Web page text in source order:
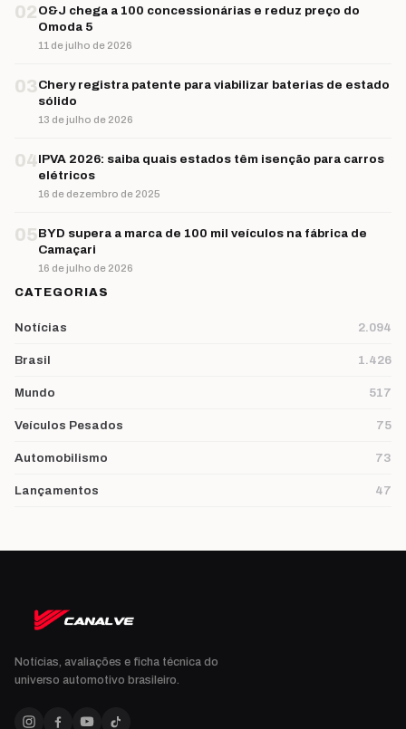
02 O&J chega a 100 concessionárias e reduz preço do
Omoda 5
11 de julho de 2026
03Chery registra patente para viabilizar baterias de estado
sólido
13 de julho de 2026
04IPVA 2026: saiba quais estados têm isenção para carros
elétricos
16 de dezembro de 2025
05BYD supera a marca de 100 mil veículos na fábrica de
Camaçari
16 de julho de 2026
CATEGORIAS
Notícias 2.094
Brasil 1.426
Mundo 517
Veículos Pesados 75
Automobilismo 73
Lançamentos 47
Notícias, avaliações e ficha técnica do
universo automotivo brasileiro.